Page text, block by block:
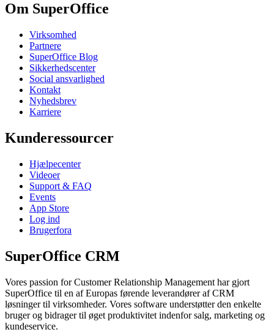
Om SuperOffice
Virksomhed
Partnere
SuperOffice Blog
Sikkerhedscenter
Social ansvarlighed
Kontakt
Nyhedsbrev
Karriere
Kunderessourcer
Hjælpecenter
Videoer
Support & FAQ
Events
App Store
Log ind
Brugerfora
SuperOffice CRM
Vores passion for Customer Relationship Management har gjort
SuperOffice til en af Europas førende leverandører af CRM
løsninger til virksomheder. Vores software understøtter den enkelte
bruger og bidrager til øget produktivitet indenfor salg, marketing og
kundeservice.